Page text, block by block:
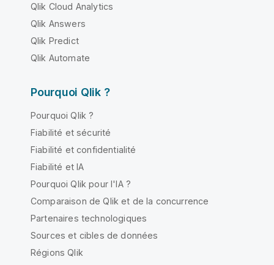
Qlik Cloud Analytics
Qlik Answers
Qlik Predict
Qlik Automate
Pourquoi Qlik ?
Pourquoi Qlik ?
Fiabilité et sécurité
Fiabilité et confidentialité
Fiabilité et IA
Pourquoi Qlik pour l'IA ?
Comparaison de Qlik et de la concurrence
Partenaires technologiques
Sources et cibles de données
Régions Qlik